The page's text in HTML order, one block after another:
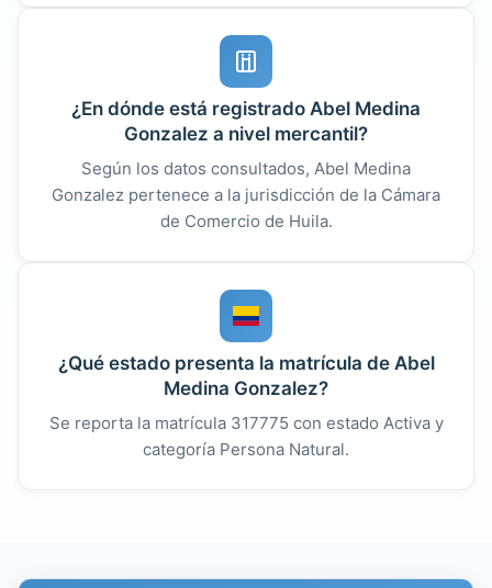
¿En dónde está registrado Abel Medina
Gonzalez a nivel mercantil?
Según los datos consultados, Abel Medina
Gonzalez pertenece a la jurisdicción de la Cámara
de Comercio de Huila.
¿Qué estado presenta la matrícula de Abel
Medina Gonzalez?
Se reporta la matrícula 317775 con estado Activa y
categoría Persona Natural.